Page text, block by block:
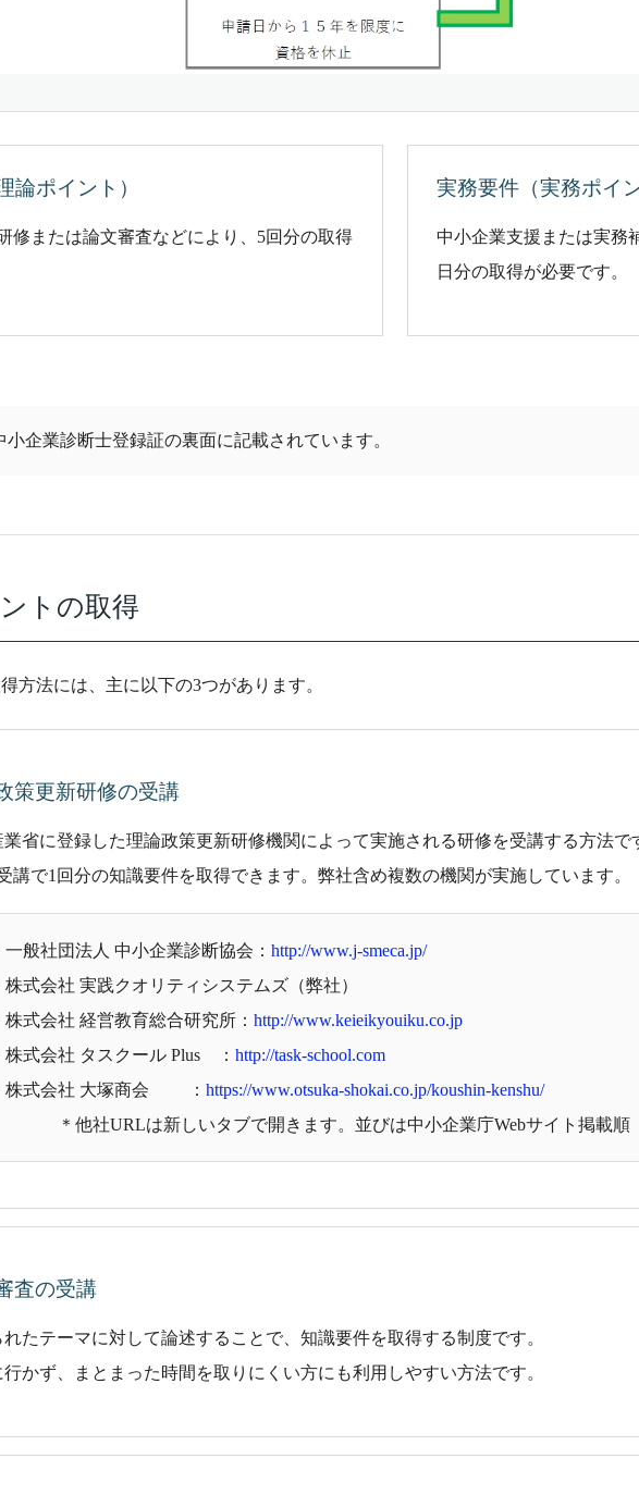
論ポイント）
修または論文審査などにより、5回分の取得
実務要件（実務ポイ
中小企業支援または実務
日分の取得が必要です。
企業診断士登録証の裏面に記載されています。
トの取得
方法には、主に以下の3つがあります。
策更新研修の受講
業省に登録した理論政策更新研修機関によって実施される研修を受講する方法で
講で1回分の知識要件を取得できます。弊社含め複数の機関が実施しています。
一般社団法人 中小企業診断協会： http://www.j-smeca.jp/
株式会社 実践クオリティシステムズ（弊社）
株式会社 経営教育総合研究所： http://www.keieikyouiku.co.jp
株式会社 タスクール Plus ： http://task-school.com
株式会社 大塚商会 ： https://www.otsuka-shokai.co.jp/koushin-kenshu/
他社URLは新しいタブで開きます。並びは中小企業庁Webサイト掲載順
査の受講
れたテーマに対して論述することで、知識要件を取得する制度です。
かず、まとまった時間を取りにくい方にも利用しやすい方法です。